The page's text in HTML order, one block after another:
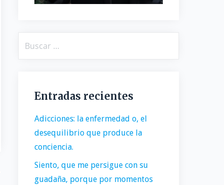
Entradas recientes
Adicciones: la enfermedad o, el
desequilibrio que produce la
conciencia.
Siento, que me persigue con su
guadaña, porque por momentos